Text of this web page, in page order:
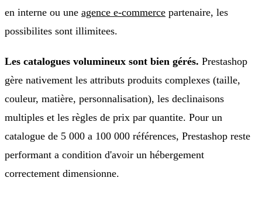
en interne ou une agence e-commerce partenaire, les
possibilites sont illimitees.
Les catalogues volumineux sont bien gérés. Prestashop
gère nativement les attributs produits complexes (taille,
couleur, matière, personnalisation), les declinaisons
multiples et les règles de prix par quantite. Pour un
catalogue de 5 000 a 100 000 références, Prestashop reste
performant a condition d'avoir un hébergement
correctement dimensionne.